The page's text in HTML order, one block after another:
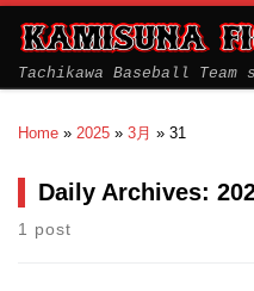
Tachikawa Baseball Team
Home » 2025 » 3月 » 31
Daily Archives:
1 post